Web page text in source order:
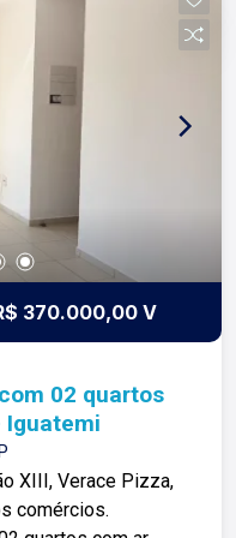
-
e
e proprietários!
370.000,00 V
02 quartos
Iguatemi
XIII, Verace Pizza,
comércios.